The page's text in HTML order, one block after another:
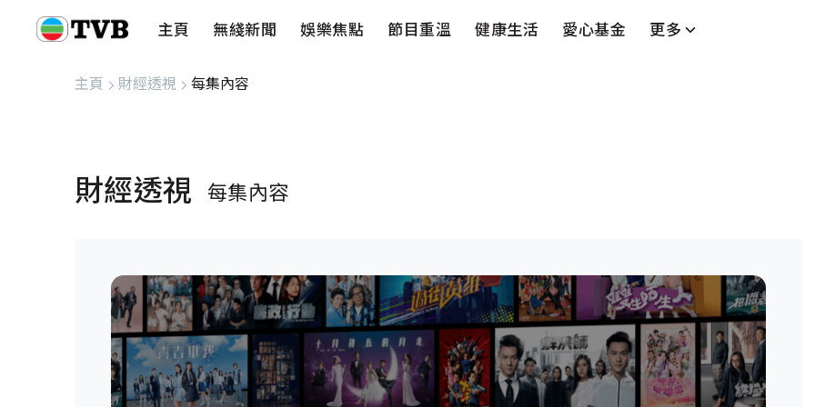
主頁 無綫新聞 娛樂焦點 節目重溫 健康生活 愛心基金 更多
無綫新聞 娛樂焦點 節目重溫 健康生活愛心基金藝人串流平台
主頁 > 財經透視 > 每集內容
財經透視 每集內容